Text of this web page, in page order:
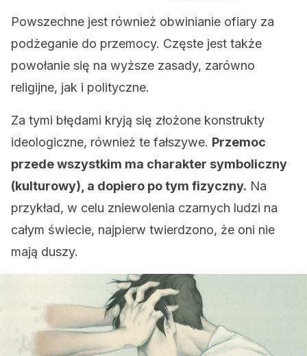
Powszechne jest również obwinianie ofiary za
podżeganie do przemocy. Częste jest także
powołanie się na wyższe zasady, zarówno
religijne, jak i polityczne.
Za tymi błędami kryją się złożone konstrukty
ideologiczne, również te fałszywe. Przemoc
przede wszystkim ma charakter symboliczny
(kulturowy), a dopiero po tym fizyczny. Na
przykład, w celu zniewolenia czarnych ludzi na
całym świecie, najpierw twierdzono, że oni nie
mają duszy.